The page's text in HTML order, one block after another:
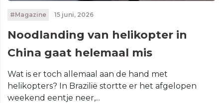
#Magazine 15 juni, 2026
Noodlanding van helikopter in
China gaat helemaal mis
Wat is er toch allemaal aan de hand met
helikopters? In Brazilië stortte er het afgelopen
weekend eentje neer,...